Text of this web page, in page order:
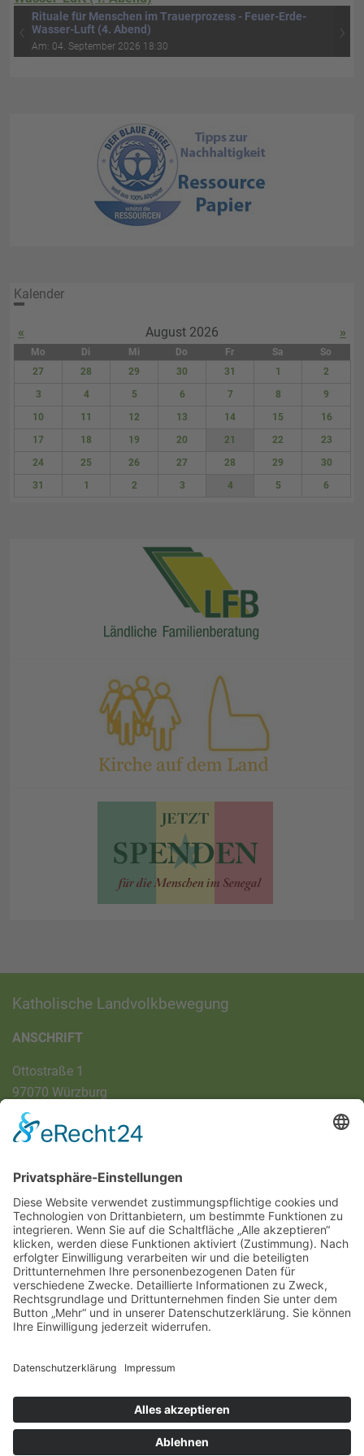
Studienreise in die Lüneburger Heide
Am: 13. September 2026 09:00
‹ ›
Kalender
« August 2026 »
Mo Di Mi Do Fr Sa
So
27
28 29 30 31 1
2
3
4 5 6 7 8
9
10
11 12 13 14 15
16
17
18 19 20 21 22
23
24
25 26 27 28 29
30
31
1 2 3 4 5 6
Katholische Landvolkbewegung
ANSCHRIFT
Ottostraße 1
97070 Würzburg
DIREKT-KONTAKT
E-Mail:klb@bistum-wuerzburg.de
Du findest uns auf Facebook